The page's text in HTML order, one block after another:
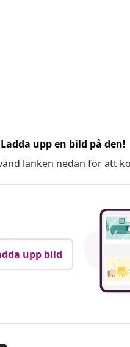
upp en bild på den!
länken nedan för att
upp bild